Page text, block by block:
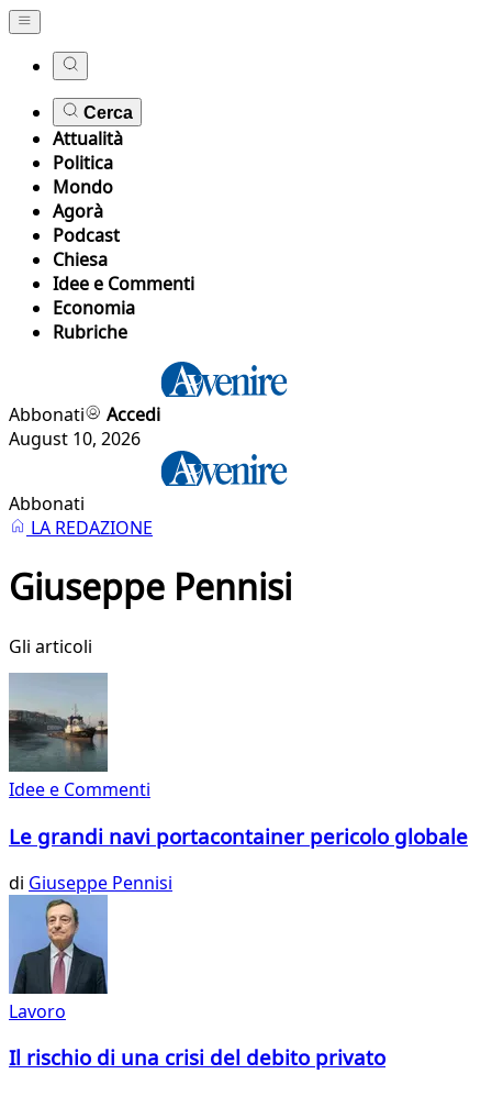
Cerca
Attualità
Politica
Mondo
Agorà
Podcast
Chiesa
Idee e Commenti
Economia
Rubriche
Abbonati
Accedi
August 10, 2026
Abbonati
LA REDAZIONE
Giuseppe Pennisi
Gli articoli
Idee e Commenti
Le grandi navi portacontainer pericolo globale
di Giuseppe Pennisi
Lavoro
Il rischio di una crisi del debito privato